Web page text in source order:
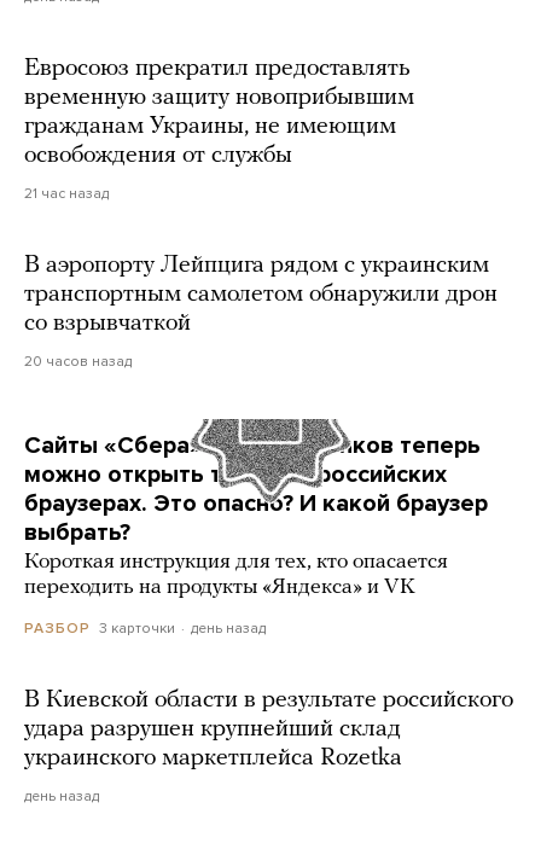
Евросоюз прекратил предоставлять
временную защиту новоприбывшим
гражданам Украины, не имеющим
освобождения от службы
21 час назад
В аэропорту Лейпцига рядом с украинским
транспортным самолетом обнаружили дрон
со взрывчаткой
20 часов назад
Сайты «Сбера» и других банков теперь
можно открыть только в российских
браузерах. Это опасно? И какой браузер
выбрать?
Короткая инструкция для тех, кто опасается
переходить на продукты «Яндекса» и VK
РАЗБОР 3 карточки день назад
В Киевской области в результате российского
удара разрушен крупнейший склад
украинского маркетплейса Rozetka
день назад